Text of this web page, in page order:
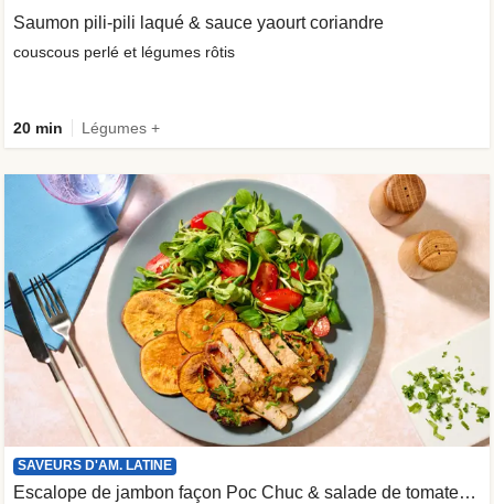
Saumon pili-pili laqué & sauce yaourt coriandre
couscous perlé et légumes rôtis
20 min Légumes +
SAVEURS D'AM. LATINE
Escalope de jambon façon Poc Chuc & salade de tomates acidulée